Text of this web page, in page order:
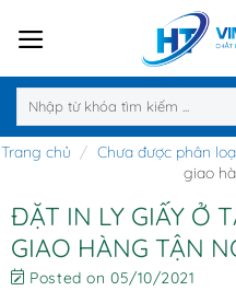
Trang chủ / Chưa được phân
giao
ĐẶT IN LY GIẤY Ở
GIAO HÀNG TẬN
Posted on 05/10/2021